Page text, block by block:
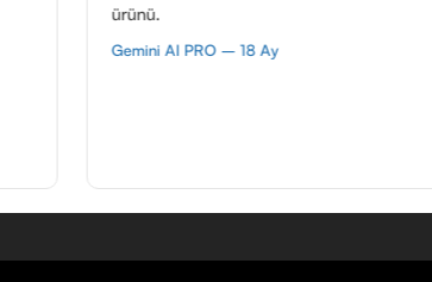
Figma
Figma Pro